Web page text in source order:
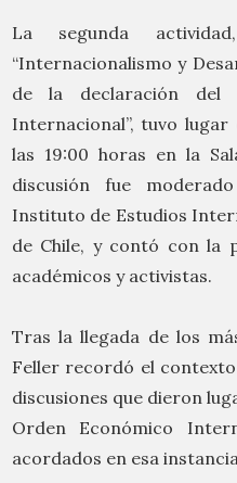
La segunda
“Internacionalismo y
de la declaración del
Internacional”, tuvo
las 19:00 horas en la
discusión fue
Instituto de Estudios
de Chile, y contó con la
académicos y activistas.
Tras la llegada de los
Feller recordó el
discusiones que dieron
Orden Económico
acordados en esa